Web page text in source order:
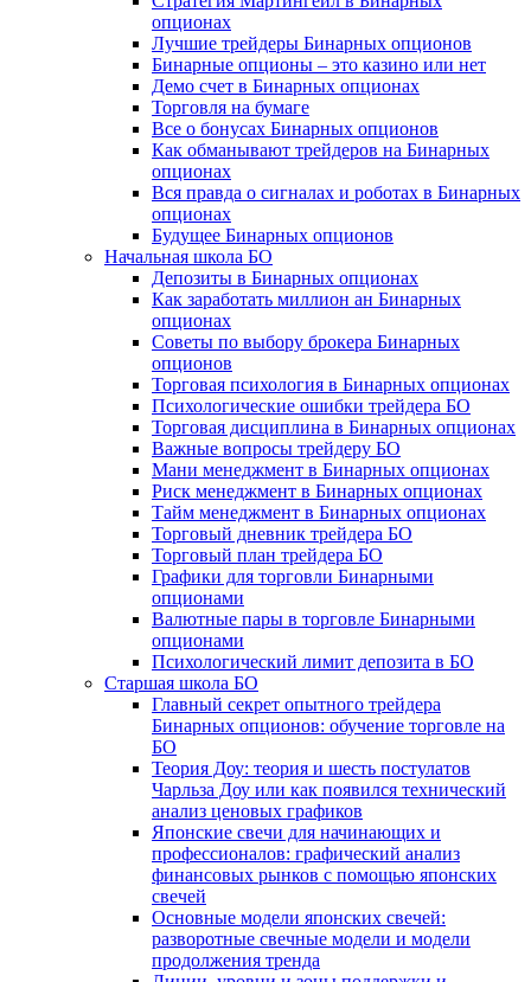
опционах
Лучшие трейдеры Бинарных опционов
Бинарные опционы – это казино или нет
Демо счет в Бинарных опционах
Торговля на бумаге
Все о бонусах Бинарных опционов
Как обманывают трейдеров на Бинарных
опционах
Вся правда о сигналах и роботах в Бинарных
опционах
Будущее Бинарных опционов
Начальная школа БО
Депозиты в Бинарных опционах
Как заработать миллион ан Бинарных
опционах
Советы по выбору брокера Бинарных
опционов
Торговая психология в Бинарных опционах
Психологические ошибки трейдера БО
Торговая дисциплина в Бинарных опционах
Важные вопросы трейдеру БО
Мани менеджмент в Бинарных опционах
Риск менеджмент в Бинарных опционах
Тайм менеджмент в Бинарных опционах
Торговый дневник трейдера БО
Торговый план трейдера БО
Графики для торговли Бинарными
опционами
Валютные пары в торговле Бинарными
опционами
Психологический лимит депозита в БО
Старшая школа БО
Главный секрет опытного трейдера
Бинарных опционов: обучение торговле на
БО
Теория Доу: теория и шесть постулатов
Чарльза Доу или как появился технический
анализ ценовых графиков
Японские свечи для начинающих и
профессионалов: графический анализ
финансовых рынков с помощью японских
свечей
Основные модели японских свечей:
разворотные свечные модели и модели
продолжения тренда